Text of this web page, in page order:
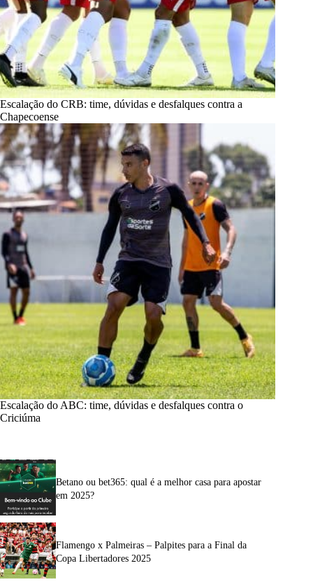
Escalação do CRB: time, dúvidas e desfalques contra a
Chapecoense
Escalação do ABC: time, dúvidas e desfalques contra o
Criciúma
Betano ou bet365: qual é a melhor casa para apostar
em 2025?
Flamengo x Palmeiras – Palpites para a Final da
Copa Libertadores 2025